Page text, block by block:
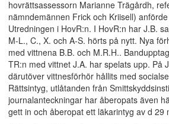
hovrättsassessorn Marianne Trägårdh,
nämndemännen Frick och Kriisell)
Utredningen i HovR:n. I HovR:n har J.B.
M-L., C., X. och A-S. hörts på nytt. Nya
med vittnena B.B. och M.R.H..
TR:n med vittnet J.A. har spelats upp. På
därutöver vittnesförhör hållits med
Rättsintyg, utlåtanden från
journalanteckningar har åberopats även
gett in och åberopat ett läkarintyg av d 29